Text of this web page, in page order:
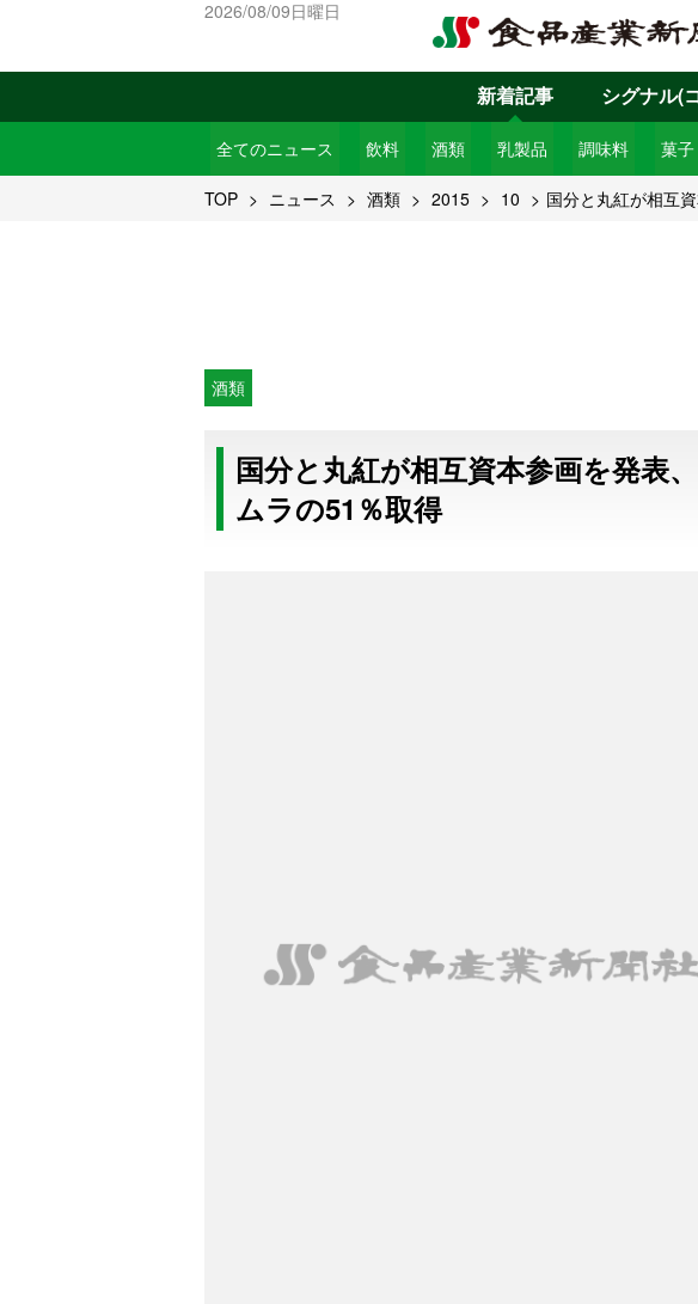
2026/08/09日曜日
新着記事
全てのニュース 飲料 酒類 乳製品 調味料 菓子
シグナル(
TOP ニュース 酒類 2015 10 国分と丸紅が相互
酒類
国分と丸紅が相互資本参画を発表
ムラの51％取得